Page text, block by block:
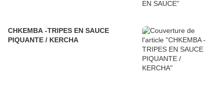
CHKEMBA -TRIPES EN SAUCE
PIQUANTE / KERCHA